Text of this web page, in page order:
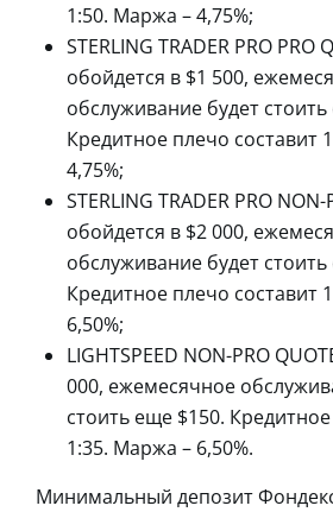
1:50. Маржа – 4,75%;
STERLING TRADER PRO PRO
обойдется в $1 500,
обслуживание будет
Кредитное плечо составит
4,75%;
STERLING TRADER PRO NON-
обойдется в $2 000,
обслуживание будет
Кредитное плечо составит
6,50%;
LIGHTSPEED NON-PRO
000, ежемесячное
стоить еще $150.
1:35. Маржа – 6,50%.
Минимальный депозит